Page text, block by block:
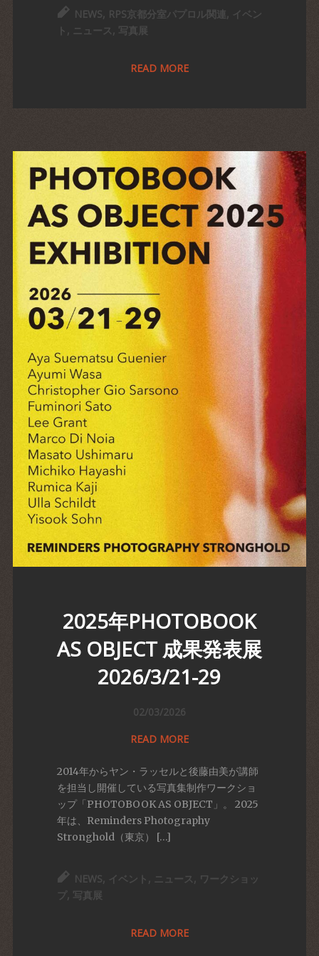
NEWS, RPS京都分室パプロル関連, イベン
ト , ニュース , 写真展
READ MORE
2025年PHOTOBOOK
ΑS OBJECT 成果発表展
2026/3/21-29
02/03/2026
READ MORE
2014年からヤン・ラッセルと後藤由美が講師
を担当し開催している写真集制作ワークショ
ップ「PHOTOBOOK AS OBJECT」。 2025
年は、Reminders Photography
Stronghold（東京） […]
NEWS, イベント , ニュース , ワークショッ
プ, 写真展
READ MORE